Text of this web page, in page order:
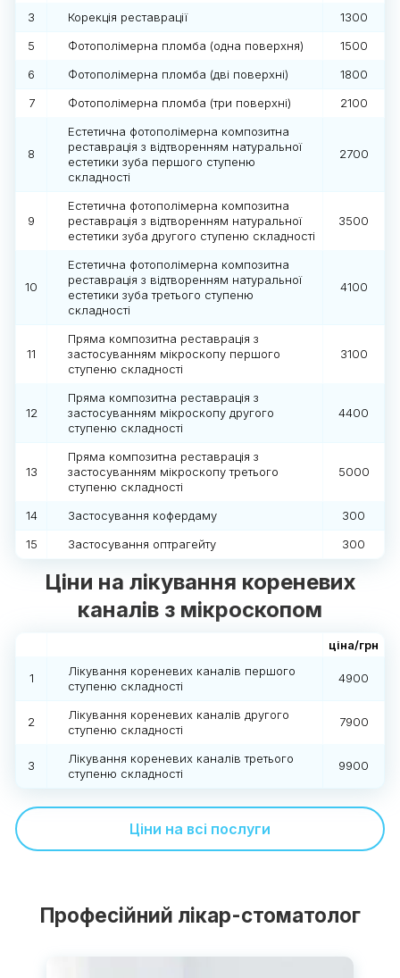
3 Корекція реставрації
1300
5
Фотополімерна пломба (одна поверхня)
1500
6
Фотополімерна пломба (дві поверхні)
1800
7
Фотополімерна пломба (три поверхні) 2100
8
Естетична фотополімерна композитна
реставрація з відтворенням натуральної
естетики зуба першого ступеню
складності
2700
9
Естетична фотополімерна композитна
реставрація з відтворенням натуральної
естетики зуба другого ступеню складності
3500
10
Естетична фотополімерна композитна
реставрація з відтворенням натуральної
естетики зуба третього ступеню
складності
4100
11
Пряма композитна реставрація з
застосуванням мікроскопу першого
ступеню складності
3100
12
Пряма композитна реставрація з
застосуванням мікроскопу другого
ступеню складності
4400
13
Пряма композитна реставрація з
застосуванням мікроскопу третього
ступеню складності
5000
14 Застосування кофердаму
300
15
Застосування оптрагейту 300
Ціни на лікування кореневих
каналів з мікроскопом
ціна/грн
1
Лікування кореневих каналів першого
ступеню складності
4900
2
Лікування кореневих каналів другого
ступеню складності
7900
3
Лікування кореневих каналів третього
ступеню складності
9900
Ціни на всі послуги
Професійний лікар-стоматолог